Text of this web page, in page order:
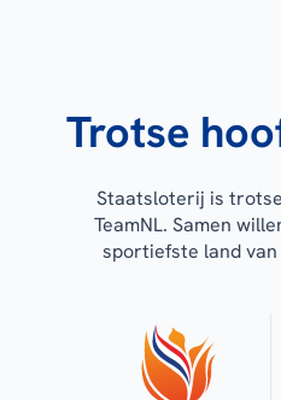
Trotse
Staatsloterij is
TeamNL. Samen
sportiefste land